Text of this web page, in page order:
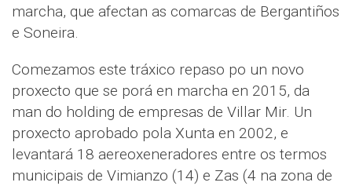
marcha, que afectan as comarcas de Bergantiños
e Soneira.
Comezamos este tráxico repaso po un novo
proxecto que se porá en marcha en 2015, da
man do holding de empresas de Villar Mir. Un
proxecto aprobado pola Xunta en 2002, e
levantará 18 aereoxeneradores entre os termos
municipais de Vimianzo (14) e Zas (4 na zona de